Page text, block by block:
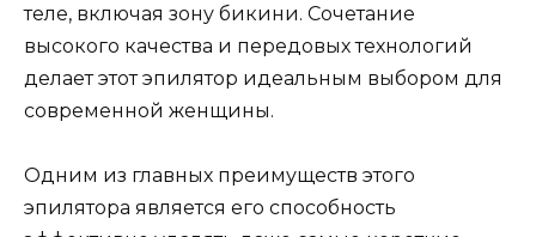
теле, включая зону бикини. Сочетание
высокого качества и передовых технологий
делает этот эпилятор идеальным выбором для
современной женщины.
Одним из главных преимуществ этого
эпилятора является его способность